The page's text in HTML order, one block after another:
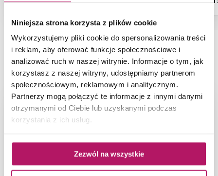
Niniejsza strona korzysta z plików cookie
Wykorzystujemy pliki cookie do spersonalizowania treści
i reklam, aby oferować funkcje społecznościowe i
analizować ruch w naszej witrynie. Informacje o tym, jak
korzystasz z naszej witryny, udostępniamy partnerom
społecznościowym, reklamowym i analitycznym.
Partnerzy mogą połączyć te informacje z innymi danymi
otrzymanymi od Ciebie lub uzyskanymi podczas
korzystania z ich usług.
Zezwól na wszystkie
NAJNOWSZE ARTYKUŁY